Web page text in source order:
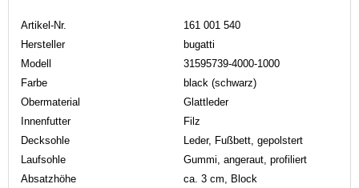
Artikel-Nr.
161 001 540
Hersteller
bugatti
Modell
31595739-4000-1000
Farbe
black (schwarz)
Obermaterial
Glattleder
Innenfutter
Filz
Decksohle
Leder, Fußbett, gepolstert
Laufsohle
Gummi, angeraut, profiliert
Absatzhöhe
ca. 3 cm, Block